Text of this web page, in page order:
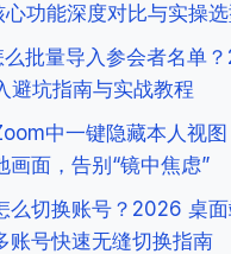
功能深度对比与实操
批量导入参会者名单
避坑指南与实战教程
中一键隐藏本人视
画面，告别“镜中焦虑”
么切换账号？2026 桌
账号快速无缝切换指南